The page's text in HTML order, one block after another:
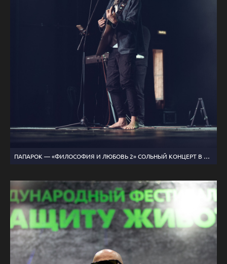
ПАПАРОК — «ФИЛОСОФИЯ И ЛЮБОВЬ 2» СОЛЬНЫЙ КОНЦЕРТ В ОДОРА